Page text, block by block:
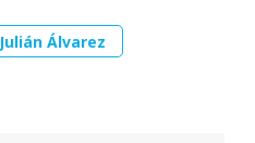
Julián Álvarez